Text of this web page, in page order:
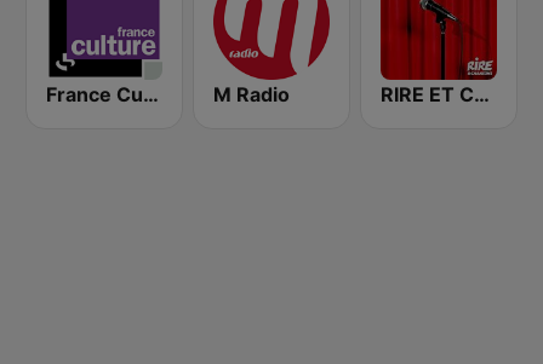
France Culture M Radio RIRE ET CHANSONS SKETCHES